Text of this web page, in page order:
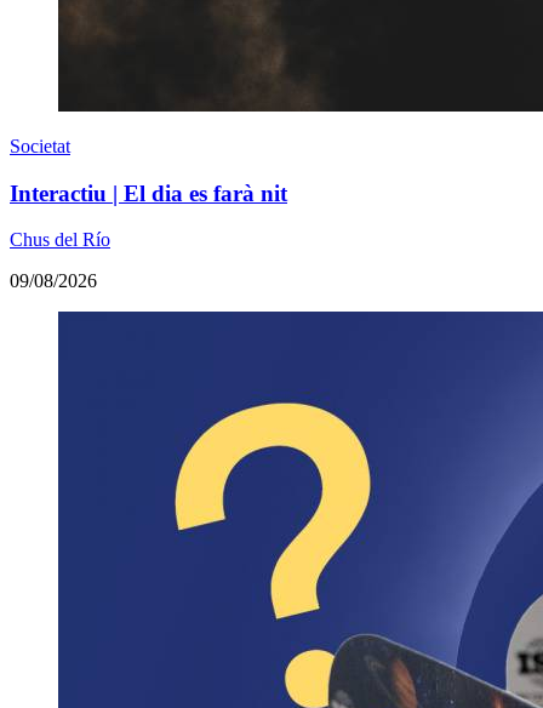
Societat
Interactiu | El dia es farà nit
Chus del Río
09/08/2026